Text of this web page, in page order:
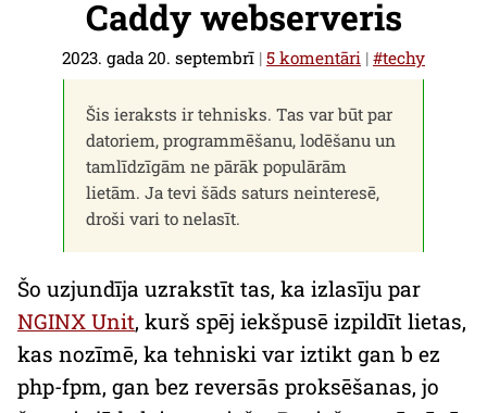
Caddy webserveris
2023. gada 20. septembrī | 5 komentāri | #techy
Šis ieraksts ir tehnisks. Tas var būt par
datoriem, programmēšanu, lodēšanu un
tamlīdzīgām ne pārāk populārām
lietām. Ja tevi šāds saturs neinteresē,
droši vari to nelasīt.
Šo uzjundīja uzrakstīt tas, ka izlasīju par
NGINX Unit, kurš spēj iekšpusē izpildīt lietas,
kas nozīmē, ka tehniski var iztikt gan b ez
php-fpm, gan bez reversās proksēšanas, jo